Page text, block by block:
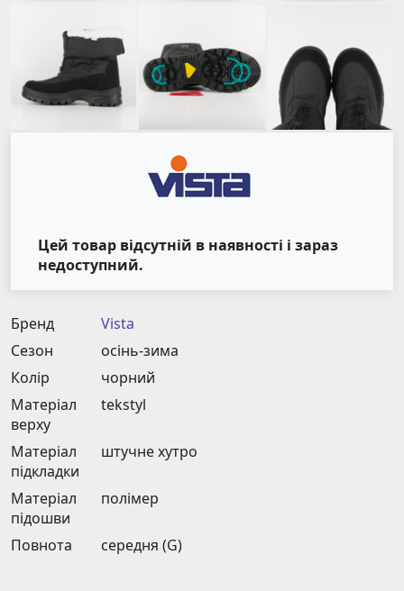
Цей товар відсутній в наявності і зараз
недоступний.
Бренд
Vista
Сезон
осінь-зима
Колір
чорний
Матеріал
верху
tekstyl
Матеріал
підкладки
штучне хутро
Матеріал
підошви
полімер
Повнота середня (G)